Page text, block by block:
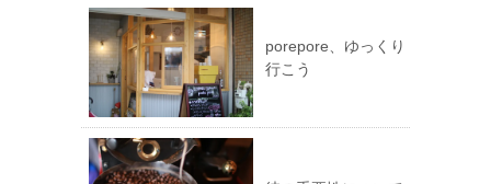
porepore、ゆっくり
行こう